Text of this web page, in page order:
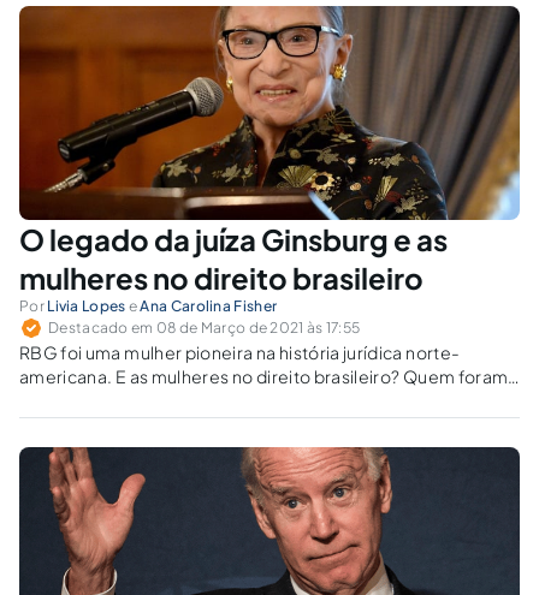
O legado da juíza Ginsburg e as
mulheres no direito brasileiro
Por Livia Lopes eAna Carolina Fisher
Destacado em 08 de Março de 2021 às 17:55
RBG foi uma mulher pioneira na história jurídica norte-
americana. E as mulheres no direito brasileiro? Quem foram
caminhamos – e a que velocidade?